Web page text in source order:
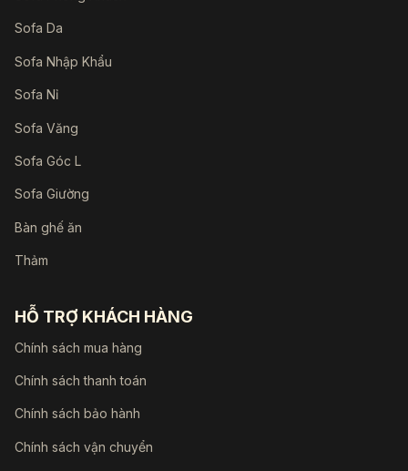
Sofa Da
Sofa Nhập Khẩu
Sofa Nỉ
Sofa Văng
Sofa Góc L
Sofa Giường
Bàn ghế ăn
Thảm
HỖ TRỢ KHÁCH HÀNG
Chính sách mua hàng
Chính sách thanh toán
Chính sách bảo hành
Chính sách vận chuyển